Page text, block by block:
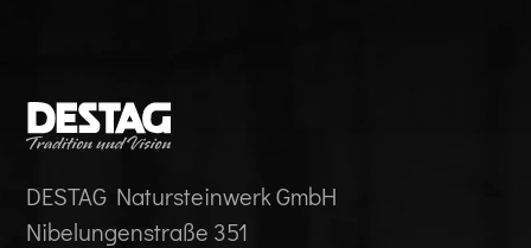
DESTAG Natursteinwerk GmbH
Nibelungenstraße 351